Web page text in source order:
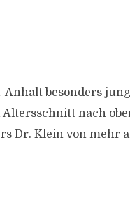
besonders
nach
Dr. Klein von mehr